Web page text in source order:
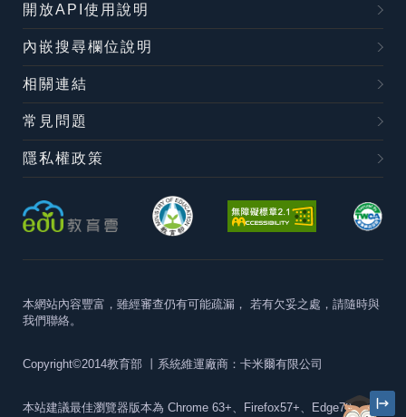
開放API使用說明
內嵌搜尋欄位說明
相關連結
常見問題
隱私權政策
本網站內容豐富，雖經審查仍有可能疏漏， 若有欠妥之處，請隨時與
我們聯絡。
Copyright©2014教育部 丨系統維運廠商：卡米爾有限公司
本站建議最佳瀏覽器版本為 Chrome 63+、Firefox57+、Edge79+及